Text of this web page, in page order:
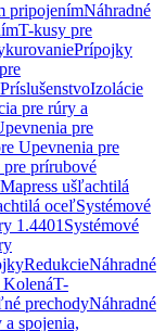
pripojenímNáhradné
T-kusy pre
Prípojky
Izolácie
pre rúry a
pre
Upevnenia pre
prírubové
ušľachtilá
oceľSystémové
1.4401 Systémové
RedukcieNáhradné
T-
prechodyNáhradné
a spojenia,